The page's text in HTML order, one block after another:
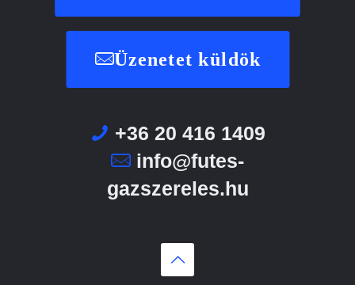
Üzenetet küldök
+36 20 416 1409
info@futes-
gazszereles.hu